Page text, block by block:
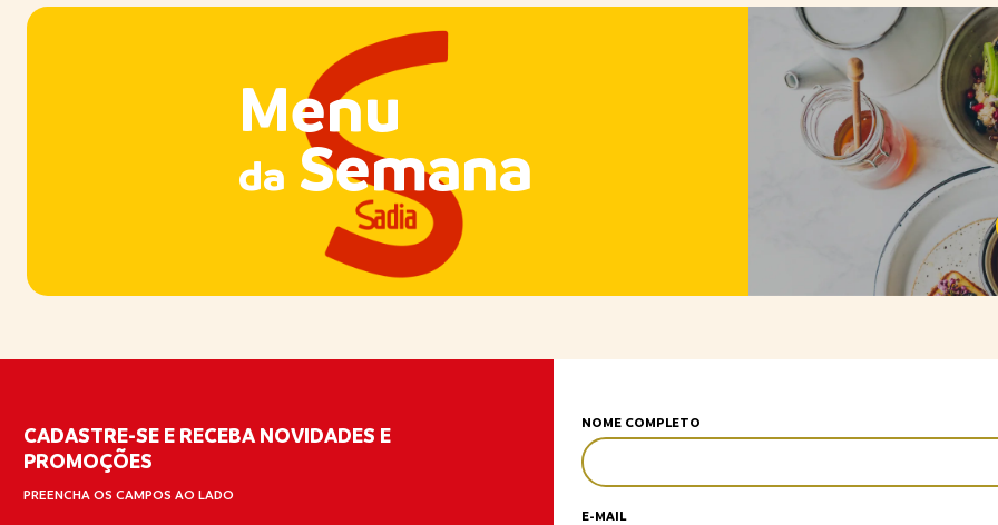
Menu
da Semana
CADASTRE-SE E RECEBA NOVIDADES E
PROMOÇÕES
PREENCHA OS CAMPOS AO LADO
NOME COMPLETO
E-MAIL